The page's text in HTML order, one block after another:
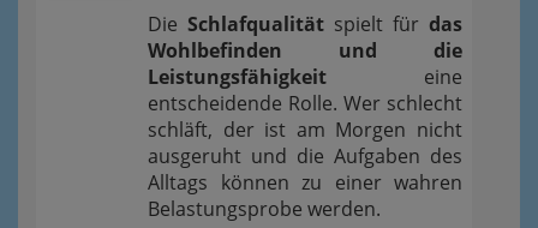
Die Schlafqualität spielt für das
Wohlbefinden und die
Leistungsfähigkeit eine
entscheidende Rolle. Wer schlecht
schläft, der ist am Morgen nicht
ausgeruht und die Aufgaben des
Alltags können zu einer wahren
Belastungsprobe werden.